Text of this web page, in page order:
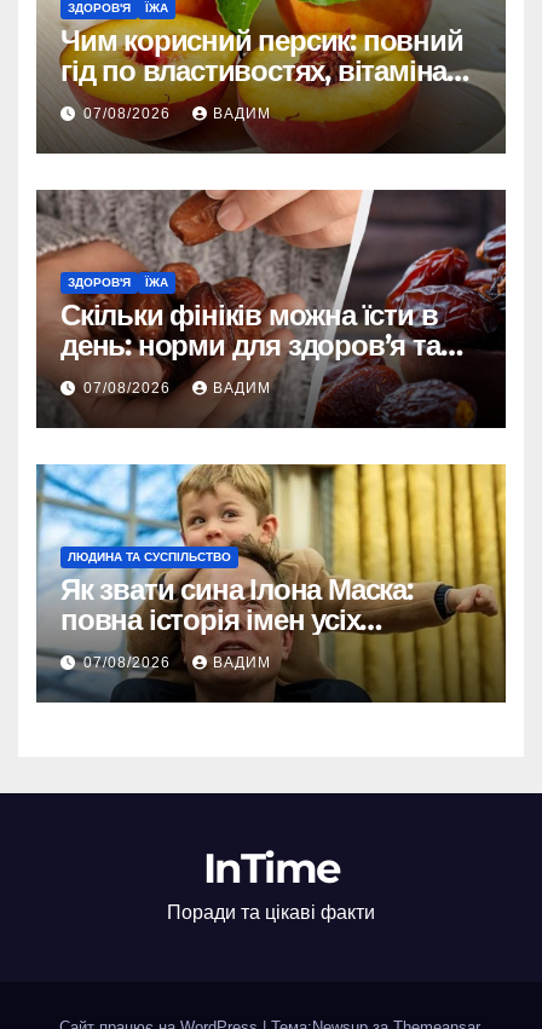
ЗДОРОВ'Я ЇЖА
Чим корисний персик: повний
гід по властивостях, вітамінах і
впливі на організм
07/08/2026 ВАДИМ
ЗДОРОВ'Я ЇЖА
Скільки фініків можна їсти в
день: норми для здоров’я та
енергії
07/08/2026 ВАДИМ
ЛЮДИНА ТА СУСПІЛЬСТВО
Як звати сина Ілона Маска:
повна історія імен усіх
хлопчиків мільярдера
07/08/2026 ВАДИМ
InTime
Поради та цікаві факти